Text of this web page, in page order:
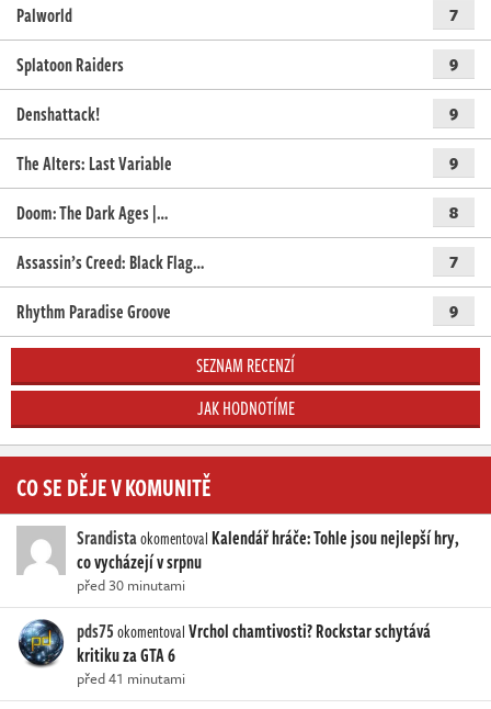
Palworld 7
Splatoon Raiders 9
Denshattack! 9
The Alters: Last Variable 9
Doom: The Dark Ages |… 8
Assassin’s Creed: Black Flag… 7
Rhythm Paradise Groove 9
SEZNAM RECENZÍ
JAK HODNOTÍME
CO SE DĚJE V KOMUNITĚ
Srandistaokomentoval Kalendář hráče: Tohle jsou nejlepší hry,
co vycházejí v srpnu
před 30 minutami
pds75okomentovalVrchol chamtivosti? Rockstar schytává
kritiku za GTA 6
před 41 minutami